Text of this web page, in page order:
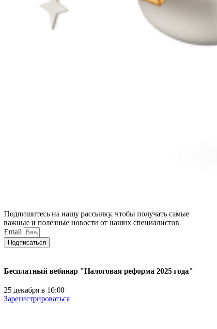
Подпишитесь на нашу рассылку, чтобы получать самые
важные и полезные новости от наших специалистов
Email
Подписаться
Бесплатный вебинар "Налоговая реформа 2025 года"
25 декабря в 10:00
Зарегистрироваться